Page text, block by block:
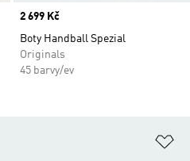
Price
2 699 Kč
Boty Handball Spezial
Originals
45 barvy/ev